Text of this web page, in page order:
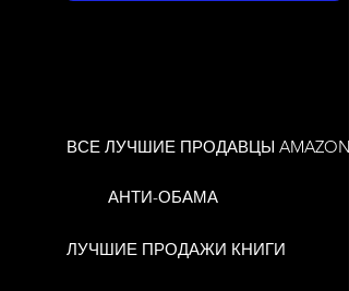
ВСЕ ЛУЧШИЕ ПРОДАВЦЫ AMAZON
АНТИ-ОБАМА
ЛУЧШИЕ ПРОДАЖИ КНИГИ